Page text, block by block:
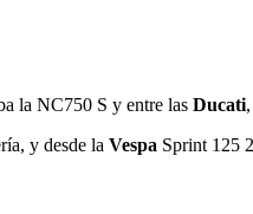
la NC750 S y entre las Ducati
y desde la Vespa Sprint 125